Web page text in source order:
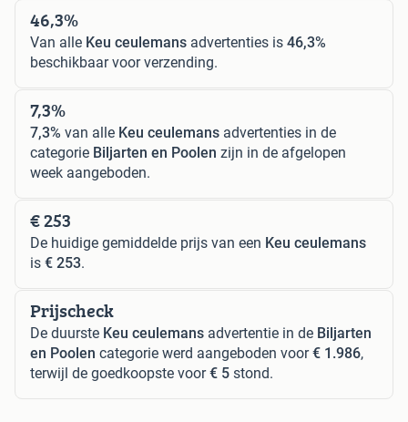
46,3%
Van alle Keu ceulemans advertenties is 46,3%
beschikbaar voor verzending.
7,3%
7,3% van alle Keu ceulemans advertenties in de
categorie Biljarten en Poolen zijn in de afgelopen
week aangeboden.
€ 253
De huidige gemiddelde prijs van een Keu ceulemans
is € 253.
Prijscheck
De duurste Keu ceulemans advertentie in de Biljarten
en Poolen categorie werd aangeboden voor€ 1.986,
terwijl de goedkoopste voor€ 5 stond.